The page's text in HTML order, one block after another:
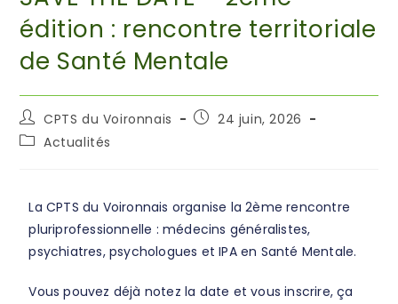
édition : rencontre territoriale
de Santé Mentale
CPTS du Voironnais
24 juin, 2026
Actualités
La CPTS du Voironnais organise la 2ème rencontre
pluriprofessionnelle : médecins généralistes,
psychiatres, psychologues et IPA en Santé Mentale.
Vous pouvez déjà notez la date et vous inscrire, ça